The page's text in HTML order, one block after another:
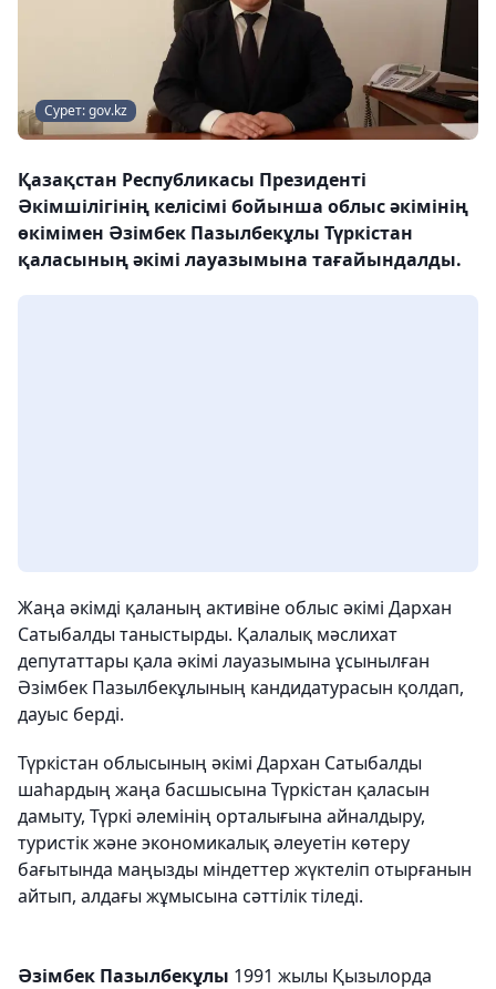
Сурет: gov.kz
Қазақстан Республикасы Президенті
Әкімшілігінің келісімі бойынша облыс әкімінің
өкімімен Әзімбек Пазылбекұлы Түркістан
қаласының әкімі лауазымына тағайындалды.
Жаңа әкімді қаланың активіне облыс әкімі Дархан
Сатыбалды таныстырды. Қалалық мәслихат
депутаттары қала әкімі лауазымына ұсынылған
Әзімбек Пазылбекұлының кандидатурасын қолдап,
дауыс берді.
Түркістан облысының әкімі Дархан Сатыбалды
шаһардың жаңа басшысына Түркістан қаласын
дамыту, Түркі әлемінің орталығына айналдыру,
туристік және экономикалық әлеуетін көтеру
бағытында маңызды міндеттер жүктеліп отырғанын
айтып, алдағы жұмысына сәттілік тіледі.
Әзімбек Пазылбекұлы 1991 жылы Қызылорда